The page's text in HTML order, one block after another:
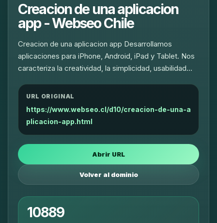
Creacion de una aplicacion
app - Webseo Chile
Creacion de una aplicacion app Desarrollamos
aplicaciones para iPhone, Android, iPad y Tablet. Nos
caracteriza la creatividad, la simplicidad, usabilidad…
URL ORIGINAL
https://www.webseo.cl/d10/creacion-de-una-a
plicacion-app.html
Abrir URL
Volver al dominio
10889